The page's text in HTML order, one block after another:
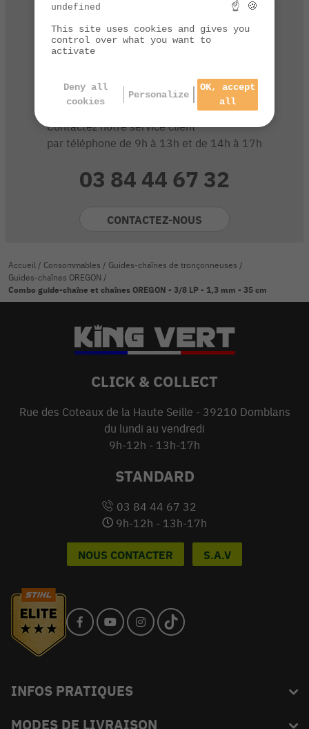
Une question technique
sur ce produit ?
Contactez notre service client
par téléphone de 9h à 13h et de 14h à 17h
03 84 44 67 32
CONTACTEZ-NOUS
Accueil / Consommables / Guides-chaînes de tronçonneuses /
Guides-chaînes OREGON /
Combo guide-chaîne et chaînes OREGON - 3/8 LP - 1,3 mm - 35 cm
CLICK & COLLECT
Rue des Coteaux de la Haute Seille - 39210 Domblans
du lundi au vendredi
9h-12h - 13h-17h
STANDARD
03 84 44 67 32
9h-12h - 13h-17h
NOUS CONTACTER S.A.V
INFOS PRATIQUES
MODES DE LIVRAISON
undefined ☝ 🍪
This site uses cookies and gives you
control over what you want to
activate
Deny all
cookies
Personalize
OK, accept
all